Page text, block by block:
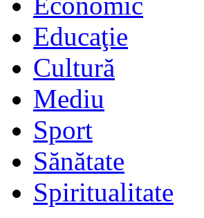
Educaţie
Cultură
Mediu
Sport
Sănătate
Spiritualitate